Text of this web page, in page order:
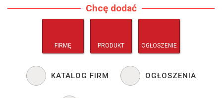
Chcę dodać
FIRMĘ PRODUKT OGŁOSZENIE
KATALOG FIRM OGŁOSZENIA